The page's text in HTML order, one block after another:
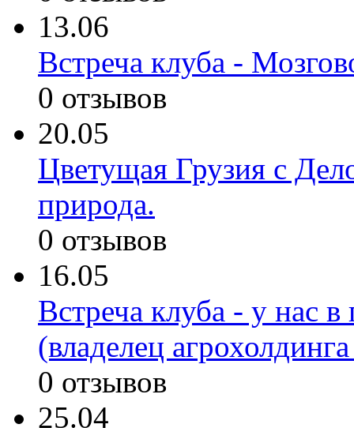
13.06
Встреча клуба -
0 отзывов
20.05
Цветущая Грузия с
природа.
0 отзывов
16.05
Встреча клуба - у нас
(владелец
0 отзывов
25.04